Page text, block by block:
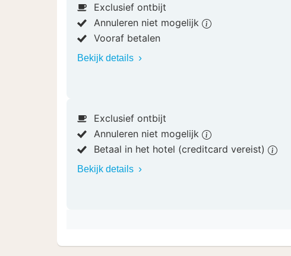
Exclusief ontbijt
Annuleren niet mogelijk
Vooraf betalen
Bekijk details
Exclusief ontbijt
Annuleren niet mogelijk
Betaal in het hotel (creditcard vereist)
Bekijk details